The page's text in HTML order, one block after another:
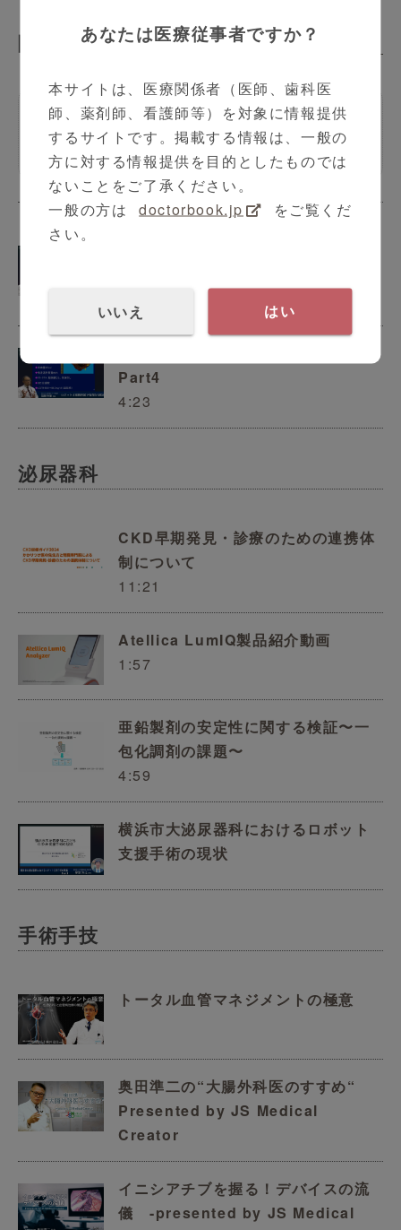
関連動画 Related Contents
ロボット支援腹腔鏡下腎部分切
除術
Part4
4:23
泌尿器科
CKD早期発見・診療のための連携体
制について
11:21
Atellica LumIQ製品紹介動画
1:57
亜鉛製剤の安定性に関する検証〜一
包化調剤の課題〜
4:59
横浜市大泌尿器科におけるロボット
支援手術の現状
手術手技
トータル血管マネジメントの極意
奥田準二の“大腸外科医のすすめ“
Presented by JS Medical
Creator
イニシアチブを握る！デバイスの流
儀 -presented by JS Medical
あなたは医療従事者ですか？
本サイトは、医療関係者（医師、歯科医
師、薬剤師、看護師等）を対象に情報提供
するサイトです。掲載する情報は、一般の
方に対する情報提供を目的としたものでは
ないことをご了承ください。
一般の方は
doctorbook.jp
をご覧くだ
さい。
いいえ はい